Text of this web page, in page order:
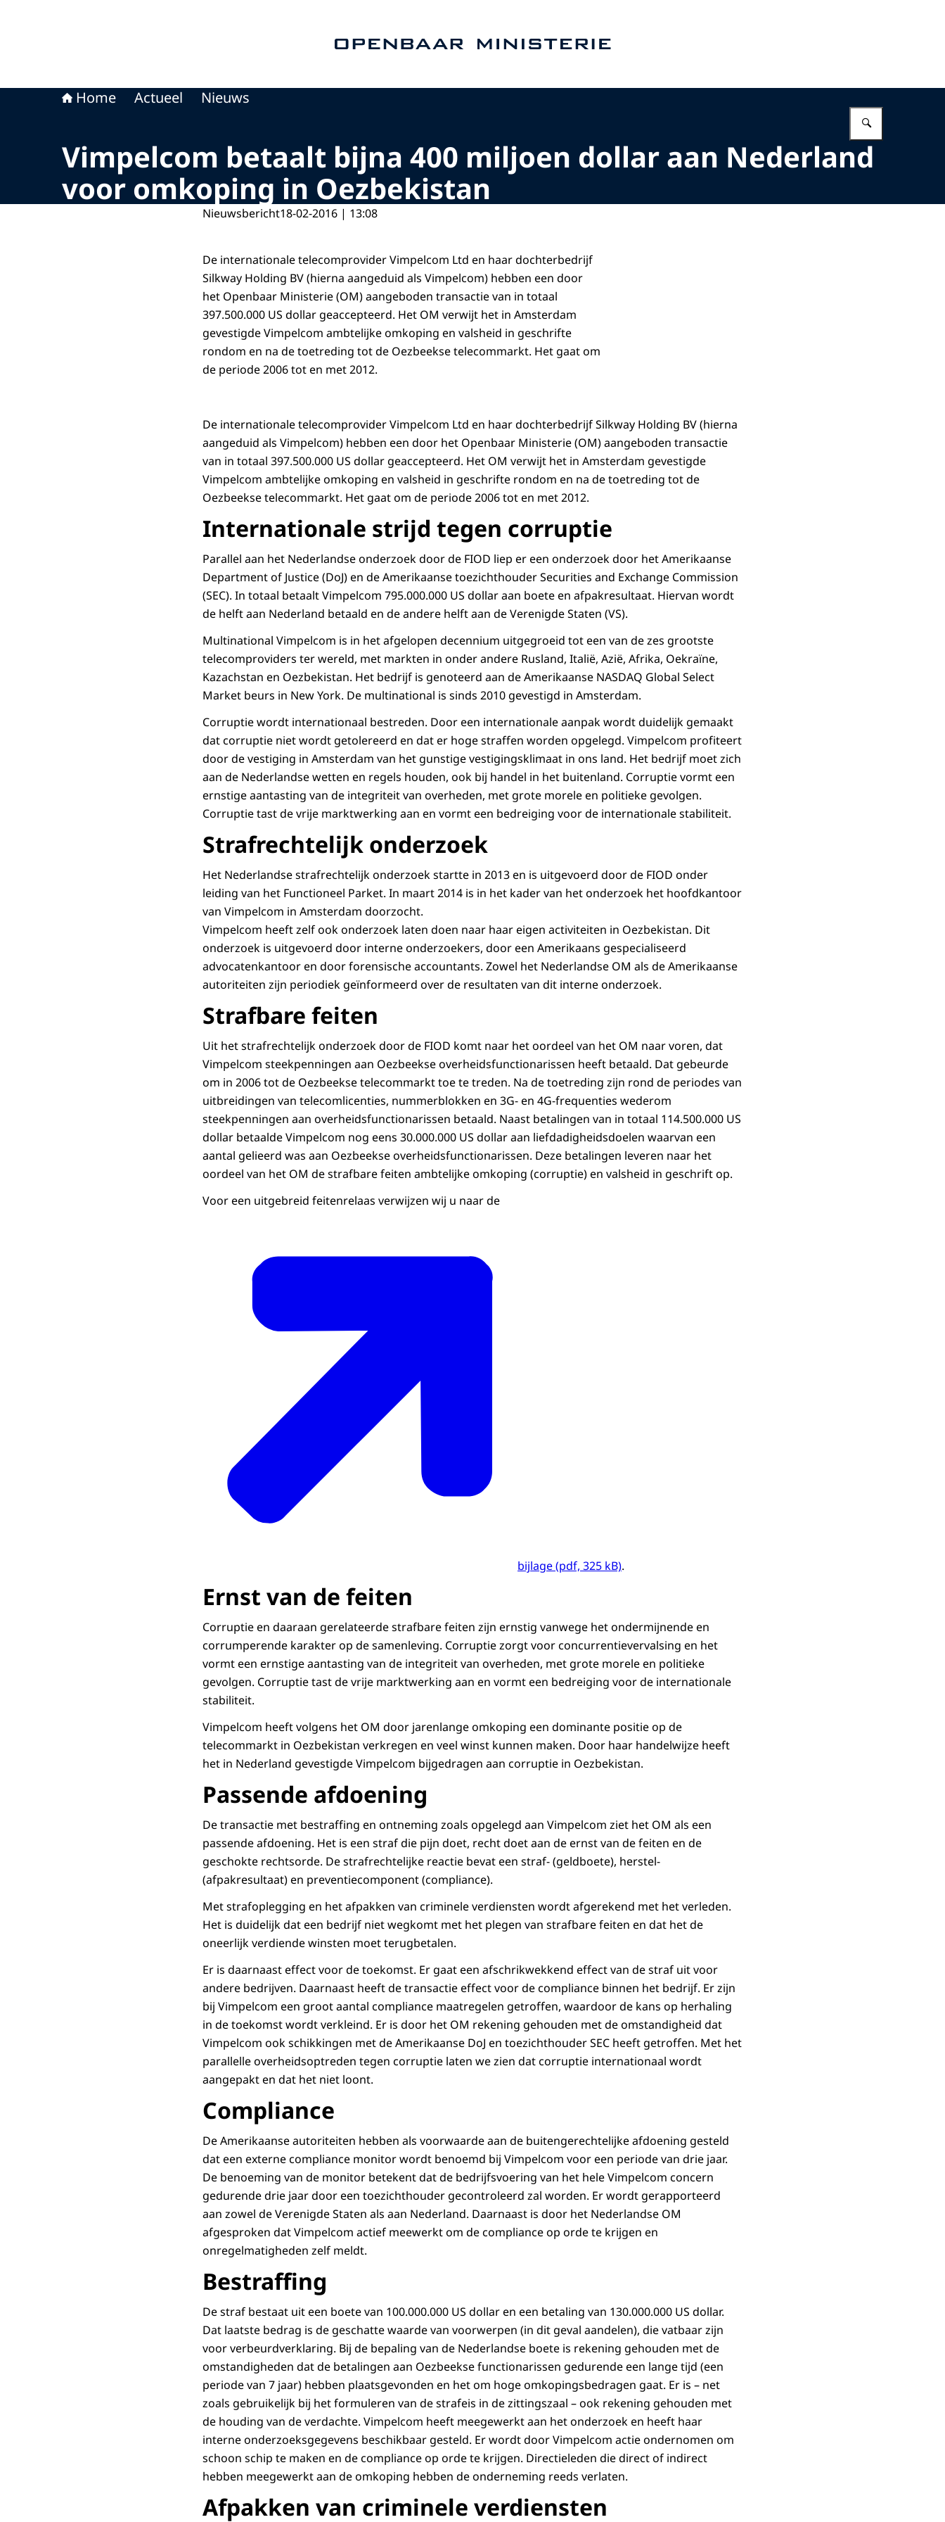
Home Actueel Nieuws
Vimpelcom betaalt bijna 400 miljoen dollar aan Nederland
voor omkoping in Oezbekistan
Nieuwsbericht18-02-2016 | 13:08
De internationale telecomprovider Vimpelcom Ltd en haar dochterbedrijf
Silkway Holding BV (hierna aangeduid als Vimpelcom) hebben een door
het Openbaar Ministerie (OM) aangeboden transactie van in totaal
397.500.000 US dollar geaccepteerd. Het OM verwijt het in Amsterdam
gevestigde Vimpelcom ambtelijke omkoping en valsheid in geschrifte
rondom en na de toetreding tot de Oezbeekse telecommarkt. Het gaat om
de periode 2006 tot en met 2012.
De internationale telecomprovider Vimpelcom Ltd en haar dochterbedrijf Silkway Holding BV (hierna
aangeduid als Vimpelcom) hebben een door het Openbaar Ministerie (OM) aangeboden transactie
van in totaal 397.500.000 US dollar geaccepteerd. Het OM verwijt het in Amsterdam gevestigde
Vimpelcom ambtelijke omkoping en valsheid in geschrifte rondom en na de toetreding tot de
Oezbeekse telecommarkt. Het gaat om de periode 2006 tot en met 2012.
Internationale strijd tegen corruptie
Parallel aan het Nederlandse onderzoek door de FIOD liep er een onderzoek door het Amerikaanse
Department of Justice (DoJ) en de Amerikaanse toezichthouder Securities and Exchange Commission
(SEC). In totaal betaalt Vimpelcom 795.000.000 US dollar aan boete en afpakresultaat. Hiervan wordt
de helft aan Nederland betaald en de andere helft aan de Verenigde Staten (VS).
Multinational Vimpelcom is in het afgelopen decennium uitgegroeid tot een van de zes grootste
telecomproviders ter wereld, met markten in onder andere Rusland, Italië, Azië, Afrika, Oekraïne,
Kazachstan en Oezbekistan. Het bedrijf is genoteerd aan de Amerikaanse NASDAQ Global Select
Market beurs in New York. De multinational is sinds 2010 gevestigd in Amsterdam.
Corruptie wordt internationaal bestreden. Door een internationale aanpak wordt duidelijk gemaakt
dat corruptie niet wordt getolereerd en dat er hoge straffen worden opgelegd. Vimpelcom profiteert
door de vestiging in Amsterdam van het gunstige vestigingsklimaat in ons land. Het bedrijf moet zich
aan de Nederlandse wetten en regels houden, ook bij handel in het buitenland. Corruptie vormt een
ernstige aantasting van de integriteit van overheden, met grote morele en politieke gevolgen.
Corruptie tast de vrije marktwerking aan en vormt een bedreiging voor de internationale stabiliteit.
Strafrechtelijk onderzoek
Het Nederlandse strafrechtelijk onderzoek startte in 2013 en is uitgevoerd door de FIOD onder
leiding van het Functioneel Parket. In maart 2014 is in het kader van het onderzoek het hoofdkantoor
van Vimpelcom in Amsterdam doorzocht.
Vimpelcom heeft zelf ook onderzoek laten doen naar haar eigen activiteiten in Oezbekistan. Dit
onderzoek is uitgevoerd door interne onderzoekers, door een Amerikaans gespecialiseerd
advocatenkantoor en door forensische accountants. Zowel het Nederlandse OM als de Amerikaanse
autoriteiten zijn periodiek geïnformeerd over de resultaten van dit interne onderzoek.
Strafbare feiten
Uit het strafrechtelijk onderzoek door de FIOD komt naar het oordeel van het OM naar voren, dat
Vimpelcom steekpenningen aan Oezbeekse overheidsfunctionarissen heeft betaald. Dat gebeurde
om in 2006 tot de Oezbeekse telecommarkt toe te treden. Na de toetreding zijn rond de periodes van
uitbreidingen van telecomlicenties, nummerblokken en 3G- en 4G-frequenties wederom
steekpenningen aan overheidsfunctionarissen betaald. Naast betalingen van in totaal 114.500.000 US
dollar betaalde Vimpelcom nog eens 30.000.000 US dollar aan liefdadigheidsdoelen waarvan een
aantal gelieerd was aan Oezbeekse overheidsfunctionarissen. Deze betalingen leveren naar het
oordeel van het OM de strafbare feiten ambtelijke omkoping (corruptie) en valsheid in geschrift op.
Voor een uitgebreid feitenrelaas verwijzen wij u naar de
bijlage (pdf, 325 kB).
Ernst van de feiten
Corruptie en daaraan gerelateerde strafbare feiten zijn ernstig vanwege het ondermijnende en
corrumperende karakter op de samenleving. Corruptie zorgt voor concurrentievervalsing en het
vormt een ernstige aantasting van de integriteit van overheden, met grote morele en politieke
gevolgen. Corruptie tast de vrije marktwerking aan en vormt een bedreiging voor de internationale
stabiliteit.
Vimpelcom heeft volgens het OM door jarenlange omkoping een dominante positie op de
telecommarkt in Oezbekistan verkregen en veel winst kunnen maken. Door haar handelwijze heeft
het in Nederland gevestigde Vimpelcom bijgedragen aan corruptie in Oezbekistan.
Passende afdoening
De transactie met bestraffing en ontneming zoals opgelegd aan Vimpelcom ziet het OM als een
passende afdoening. Het is een straf die pijn doet, recht doet aan de ernst van de feiten en de
geschokte rechtsorde. De strafrechtelijke reactie bevat een straf- (geldboete), herstel-
(afpakresultaat) en preventiecomponent (compliance).
Met strafoplegging en het afpakken van criminele verdiensten wordt afgerekend met het verleden.
Het is duidelijk dat een bedrijf niet wegkomt met het plegen van strafbare feiten en dat het de
oneerlijk verdiende winsten moet terugbetalen.
Er is daarnaast effect voor de toekomst. Er gaat een afschrikwekkend effect van de straf uit voor
andere bedrijven. Daarnaast heeft de transactie effect voor de compliance binnen het bedrijf. Er zijn
bij Vimpelcom een groot aantal compliance maatregelen getroffen, waardoor de kans op herhaling
in de toekomst wordt verkleind. Er is door het OM rekening gehouden met de omstandigheid dat
Vimpelcom ook schikkingen met de Amerikaanse DoJ en toezichthouder SEC heeft getroffen. Met het
parallelle overheidsoptreden tegen corruptie laten we zien dat corruptie internationaal wordt
aangepakt en dat het niet loont.
Compliance
De Amerikaanse autoriteiten hebben als voorwaarde aan de buitengerechtelijke afdoening gesteld
dat een externe compliance monitor wordt benoemd bij Vimpelcom voor een periode van drie jaar.
De benoeming van de monitor betekent dat de bedrijfsvoering van het hele Vimpelcom concern
gedurende drie jaar door een toezichthouder gecontroleerd zal worden. Er wordt gerapporteerd
aan zowel de Verenigde Staten als aan Nederland. Daarnaast is door het Nederlandse OM
afgesproken dat Vimpelcom actief meewerkt om de compliance op orde te krijgen en
onregelmatigheden zelf meldt.
Bestraffing
De straf bestaat uit een boete van 100.000.000 US dollar en een betaling van 130.000.000 US dollar.
Dat laatste bedrag is de geschatte waarde van voorwerpen (in dit geval aandelen), die vatbaar zijn
voor verbeurdverklaring. Bij de bepaling van de Nederlandse boete is rekening gehouden met de
omstandigheden dat de betalingen aan Oezbeekse functionarissen gedurende een lange tijd (een
periode van 7 jaar) hebben plaatsgevonden en het om hoge omkopingsbedragen gaat. Er is – net
zoals gebruikelijk bij het formuleren van de strafeis in de zittingszaal – ook rekening gehouden met
de houding van de verdachte. Vimpelcom heeft meegewerkt aan het onderzoek en heeft haar
interne onderzoeksgegevens beschikbaar gesteld. Er wordt door Vimpelcom actie ondernomen om
schoon schip te maken en de compliance op orde te krijgen. Directieleden die direct of indirect
hebben meegewerkt aan de omkoping hebben de onderneming reeds verlaten.
Afpakken van criminele verdiensten